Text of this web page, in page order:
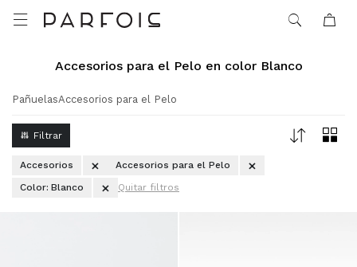

Accesorios para el Pelo en color Blanco
PañuelasAccesorios para el Pelo
Accesorios
Accesorios para el Pelo
Color: Blanco Quitar filtros